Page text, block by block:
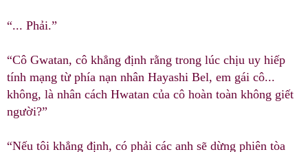
“... Phải.”
“Cô Gwatan, cô khẳng định rằng trong lúc chịu uy hiếp
tính mạng từ phía nạn nhân Hayashi Bel, em gái cô...
không, là nhân cách Hwatan của cô hoàn toàn không giết
người?”
“Nếu tôi khẳng định, có phải các anh sẽ dừng phiên tòa